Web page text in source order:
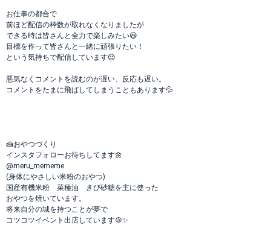
お仕事の都合で
前ほど配信の枠数が取れなくなりましたが
できる時は皆さんと全力で楽しみたい😆
目標を作って皆さんと一緒に頑張りたい！
という気持ちで配信しています😌
悪気なくコメントを読むのが遅い、反応も遅い。
コメントをたまに飛ばしてしまうこともあります💦
🍰おやつづくり
インスタフォローお待ちしてます🌼
@meru_mememe
(身体にやさしい米粉のおやつ)
国産有機米粉 菜種油 きび砂糖を主に使った
おやつを焼いています。
将来自分の城を持つことが夢で
コツコツイベント出店しています🍪✨